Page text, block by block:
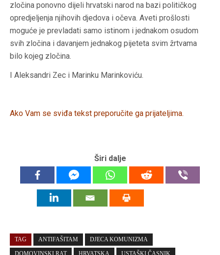
zločina ponovno dijeli hrvatski narod na bazi političkog
opredjeljenja njihovih djedova i očeva. Aveti prošlosti
moguće je prevladati samo istinom i jednakom osudom
svih zločina i davanjem jednakog pijeteta svim žrtvama
bilo kojeg zločina.
I Aleksandri Zec i Marinku Marinkoviću.
Ako Vam se sviđa tekst preporučite ga prijateljima.
Širi dalje
TAG ANTIFAŠITAM DJECA KOMUNIZMA
DOMOVINSKI RAT HRVATSKA USTAŠKI ČASNIK